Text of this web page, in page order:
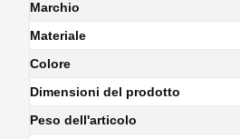
Marchio
Materiale
Colore
Dimensioni del prodotto
Peso dell'articolo